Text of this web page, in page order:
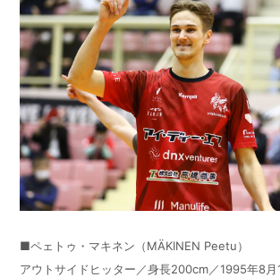
■ペェトゥ・マキネン（MÄKINEN Peetu）
アウトサイドヒッター／身長200cm／1995年8月